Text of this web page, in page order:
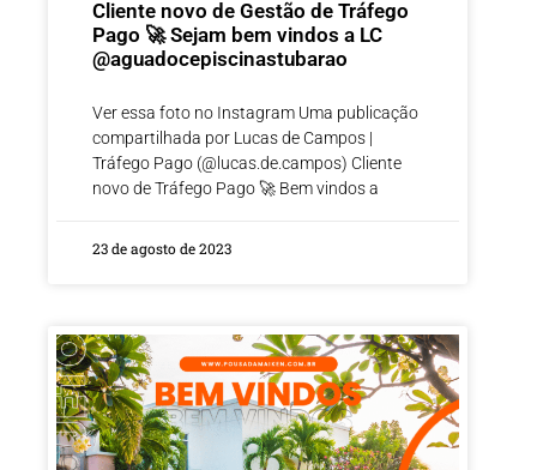
Cliente novo de Gestão de Tráfego
Pago 🚀 Sejam bem vindos a LC
@aguadocepiscinastubarao
Ver essa foto no Instagram Uma publicação
compartilhada por Lucas de Campos |
Tráfego Pago (@lucas.de.campos) Cliente
novo de Tráfego Pago 🚀 Bem vindos a
23 de agosto de 2023